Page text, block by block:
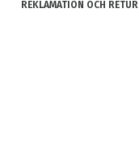
REKLAMATION OCH RETUR